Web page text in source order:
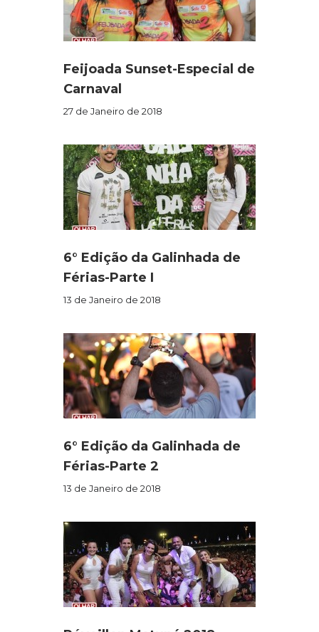
Feijoada Sunset-Especial de
Carnaval
27 de Janeiro de 2018
6° Edição da Galinhada de
Férias-Parte I
13 de Janeiro de 2018
6° Edição da Galinhada de
Férias-Parte 2
13 de Janeiro de 2018